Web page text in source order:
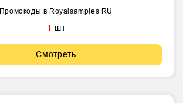
Промокоды в Royalsamples RU
1 шт
Смотреть